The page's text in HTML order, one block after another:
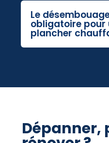
Le
obligatoire pour
plancher
Dépanner,